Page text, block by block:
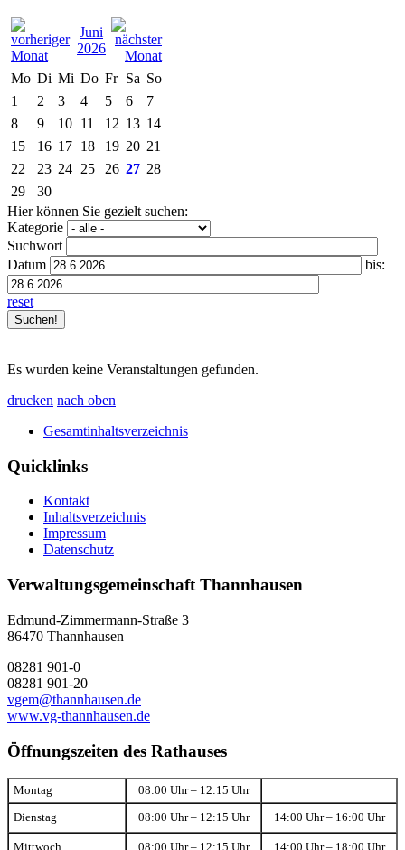
Juni
2026
Mo Di Mi Do Fr Sa So
1
2 3 4 5 6
7
8
9 10 11 12 13 14
15
16 17 18 19 20 21
22
23 24 25 26 27 28
29
30
Hier können Sie gezielt suchen:
Kategorie
Suchwort
Datum
bis:
reset
Es wurden keine Veranstaltungen gefunden.
drucken nach oben
Gesamtinhaltsverzeichnis
Quicklinks
Kontakt
Inhaltsverzeichnis
Impressum
Datenschutz
Verwaltungsgemeinschaft Thannhausen
Edmund-Zimmermann-Straße 3
86470 Thannhausen
08281 901-0
08281 901-20
vgem@thannhausen.de
www.vg-thannhausen.de
Öffnungszeiten des Rathauses
Montag 08:00 Uhr – 12:15 Uhr
Dienstag 08:00 Uhr – 12:15 Uhr 14:00 Uhr – 16:00 Uhr